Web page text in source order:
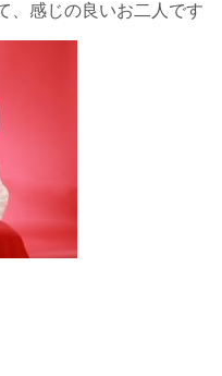
、感じの良いお二人です